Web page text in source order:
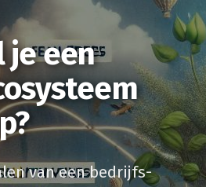
je een
van een bedrijfs-